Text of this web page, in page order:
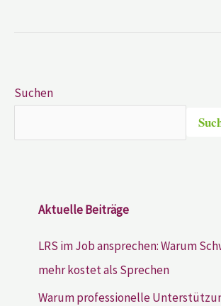
Suchen
Aktuelle Beiträge
LRS im Job ansprechen: Warum
mehr kostet als Sprechen
Warum professionelle